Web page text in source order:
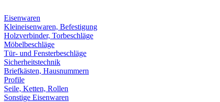
Eisenwaren
Kleineisenwaren, Befestigung
Holzverbinder, Torbeschläge
Möbelbeschläge
Tür- und Fensterbeschläge
Sicherheitstechnik
Briefkästen, Hausnummern
Profile
Seile, Ketten, Rollen
Sonstige Eisenwaren